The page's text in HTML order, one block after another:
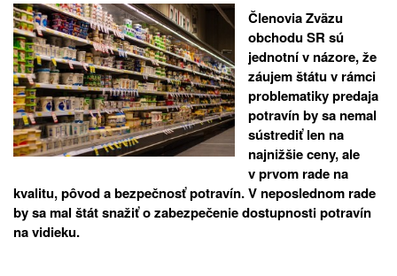
Členovia Zväzu
obchodu SR sú
jednotní v názore, že
záujem štátu v rámci
problematiky predaja
potravín by sa nemal
sústrediť len na
najnižšie ceny, ale
v prvom rade na
kvalitu, pôvod a bezpečnosť potravín. V neposlednom rade
by sa mal štát snažiť o zabezpečenie dostupnosti potravín
na vidieku.